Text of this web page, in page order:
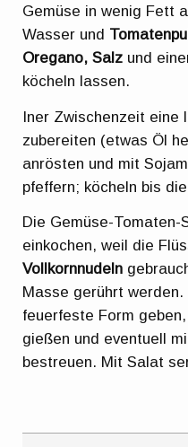
Gemüse in wenig Fett
Wasser und
Oregano, Salz und
köcheln lassen.
Iner Zwischenzeit eine
zubereiten (etwas Öl
anrösten und mit
pfeffern; köcheln bis
Die Gemüse-
einkochen, weil die
Vollkornnudeln
Masse gerührt
feuerfeste Form
gießen und eventuell
bestreuen. Mit Salat